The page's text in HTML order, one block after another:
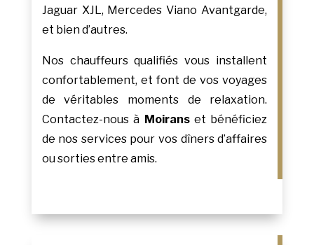
Jaguar XJL, Mercedes Viano Avantgarde,
et bien d’autres.
Nos chauffeurs qualifiés vous installent
confortablement, et font de vos voyages
de véritables moments de relaxation.
Contactez-nous à Moiranset bénéficiez
de nos services pour vos dîners d’affaires
ou sorties entre amis.